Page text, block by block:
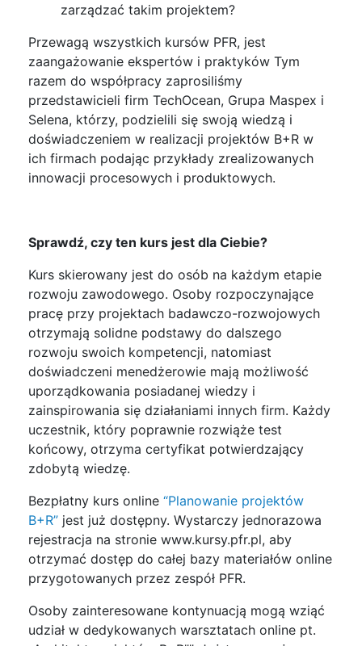
zarządzać takim projektem?
Przewagą wszystkich kursów PFR, jest
zaangażowanie ekspertów i praktyków Tym
razem do współpracy zaprosiliśmy
przedstawicieli firm TechOcean, Grupa Maspex i
Selena, którzy, podzielili się swoją wiedzą i
doświadczeniem w realizacji projektów B+R w
ich firmach podając przykłady zrealizowanych
innowacji procesowych i produktowych.
Sprawdź, czy ten kurs jest dla Ciebie?
Kurs skierowany jest do osób na każdym etapie
rozwoju zawodowego. Osoby rozpoczynające
pracę przy projektach badawczo-rozwojowych
otrzymają solidne podstawy do dalszego
rozwoju swoich kompetencji, natomiast
doświadczeni menedżerowie mają możliwość
uporządkowania posiadanej wiedzy i
zainspirowania się działaniami innych firm. Każdy
uczestnik, który poprawnie rozwiąże test
końcowy, otrzyma certyfikat potwierdzający
zdobytą wiedzę.
Bezpłatny kurs online “Planowanie projektów
B+R” jest już dostępny. Wystarczy jednorazowa
rejestracja na stronie www.kursy.pfr.pl, aby
otrzymać dostęp do całej bazy materiałów online
przygotowanych przez zespół PFR.
Osoby zainteresowane kontynuacją mogą wziąć
udział w dedykowanych warsztatach online pt.